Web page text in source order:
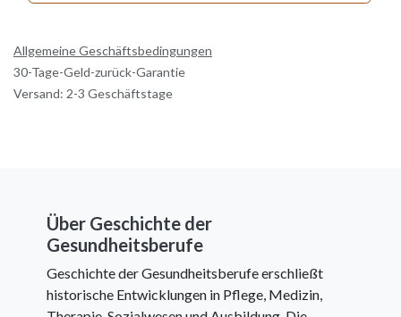
Allgemeine Geschäftsbedingungen
30-Tage-Geld-zurück-Garantie
Versand: 2-3 Geschäftstage
Über Geschichte der
Gesundheitsberufe
Geschichte der Gesundheitsberufe erschließt
historische Entwicklungen in Pflege, Medizin,